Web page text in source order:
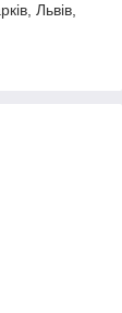
Львів,